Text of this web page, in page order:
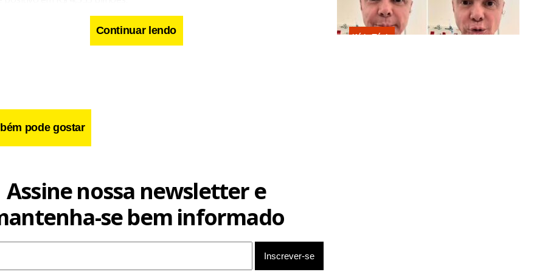
Continuar lendo
pode gostar
Kátia Flávia
Assine nossa newsletter e
se bem informado